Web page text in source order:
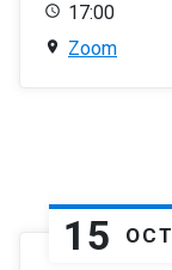
17:00
Zoom
15 OCT